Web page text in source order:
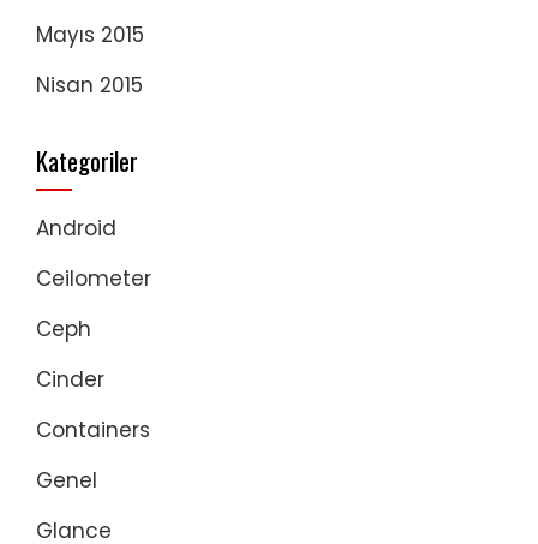
Mayıs 2015
Nisan 2015
Kategoriler
Android
Ceilometer
Ceph
Cinder
Containers
Genel
Glance